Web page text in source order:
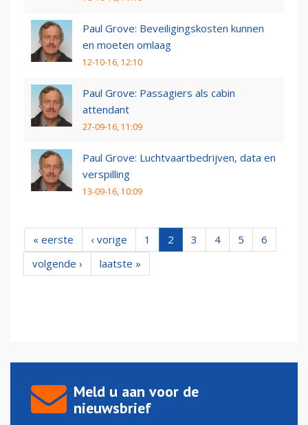
Paul Grove: Beveiligingskosten kunnen
en moeten omlaag
12-10-16, 12:10
Paul Grove: Passagiers als cabin
attendant
27-09-16, 11:09
Paul Grove: Luchtvaartbedrijven, data en
verspilling
13-09-16, 10:09
« eerste ‹ vorige 1 2 3 4 5
6
volgende ›
laatste »
Meld u aan voor de
nieuwsbrief